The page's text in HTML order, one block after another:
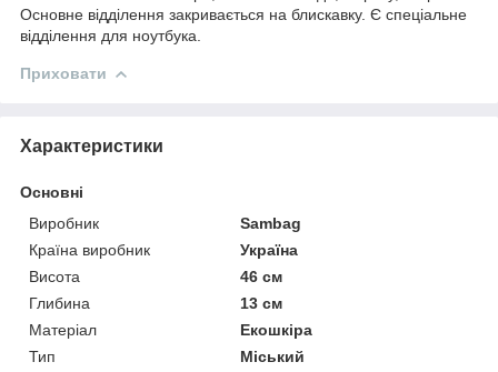
Основне відділення закривається на блискавку. Є спеціальне
відділення для ноутбука.
Приховати
Характеристики
Основні
Виробник
Sambag
Країна виробник
Україна
Висота
46 см
Глибина
13 см
Матеріал
Екошкіра
Тип
Міський